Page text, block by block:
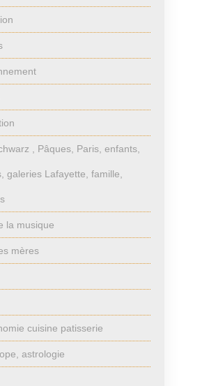
, Pâques, Paris, enfants,
galeries Lafayette, famille,
la musique
mères
cuisine patisserie
astrologie